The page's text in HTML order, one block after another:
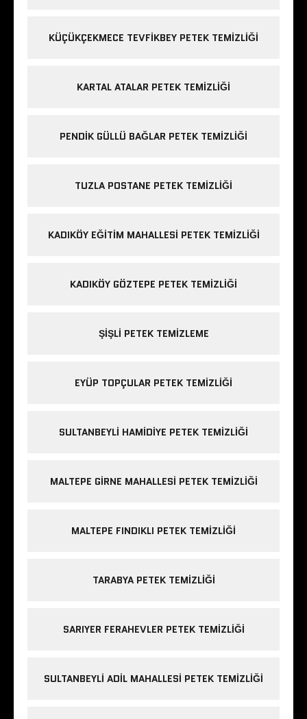
KÜÇÜKÇEKMECE TEVFIKBEY PETEK TEMIZLIĞI
KARTAL ATALAR PETEK TEMIZLIĞI
PENDIK GÜLLÜ BAĞLAR PETEK TEMIZLIĞI
TUZLA POSTANE PETEK TEMIZLIĞI
KADIKÖY EĞITIM MAHALLESI PETEK TEMIZLIĞI
KADIKÖY GÖZTEPE PETEK TEMIZLIĞI
ŞIŞLI PETEK TEMIZLEME
EYÜP TOPÇULAR PETEK TEMIZLIĞI
SULTANBEYLI HAMIDIYE PETEK TEMIZLIĞI
MALTEPE GIRNE MAHALLESI PETEK TEMIZLIĞI
MALTEPE FINDIKLI PETEK TEMIZLIĞI
TARABYA PETEK TEMIZLIĞI
SARIYER FERAHEVLER PETEK TEMIZLIĞI
SULTANBEYLI ADIL MAHALLESI PETEK TEMIZLIĞI